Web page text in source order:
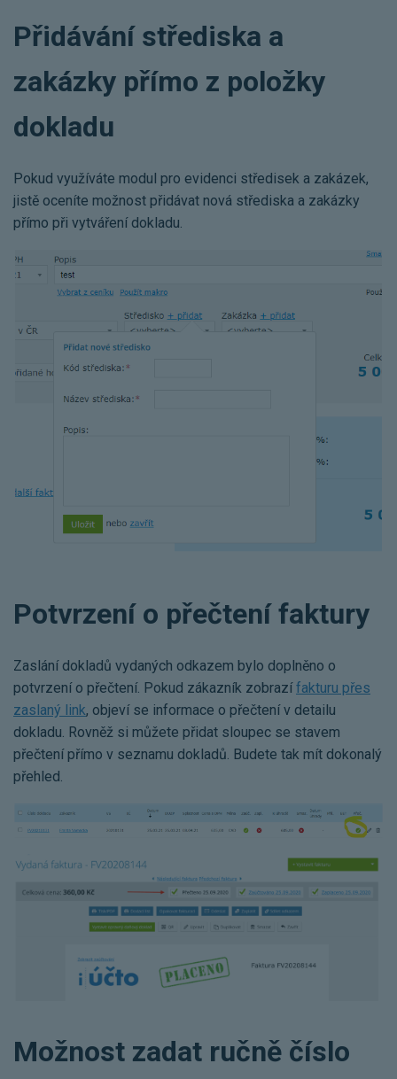
Přidávání střediska a
zakázky přímo z položky
dokladu
Pokud využíváte modul pro evidenci středisek a zakázek,
jistě oceníte možnost přidávat nová střediska a zakázky
přímo při vytváření dokladu.
Potvrzení o přečtení faktury
Zaslání dokladů vydaných odkazem bylo doplněno o
potvrzení o přečtení. Pokud zákazník zobrazífakturu přes
zaslaný link, objeví se informace o přečtení v detailu
dokladu. Rovněž si můžete přidat sloupec se stavem
přečtení přímo v seznamu dokladů. Budete tak mít dokonalý
přehled.
Možnost zadat ručně číslo